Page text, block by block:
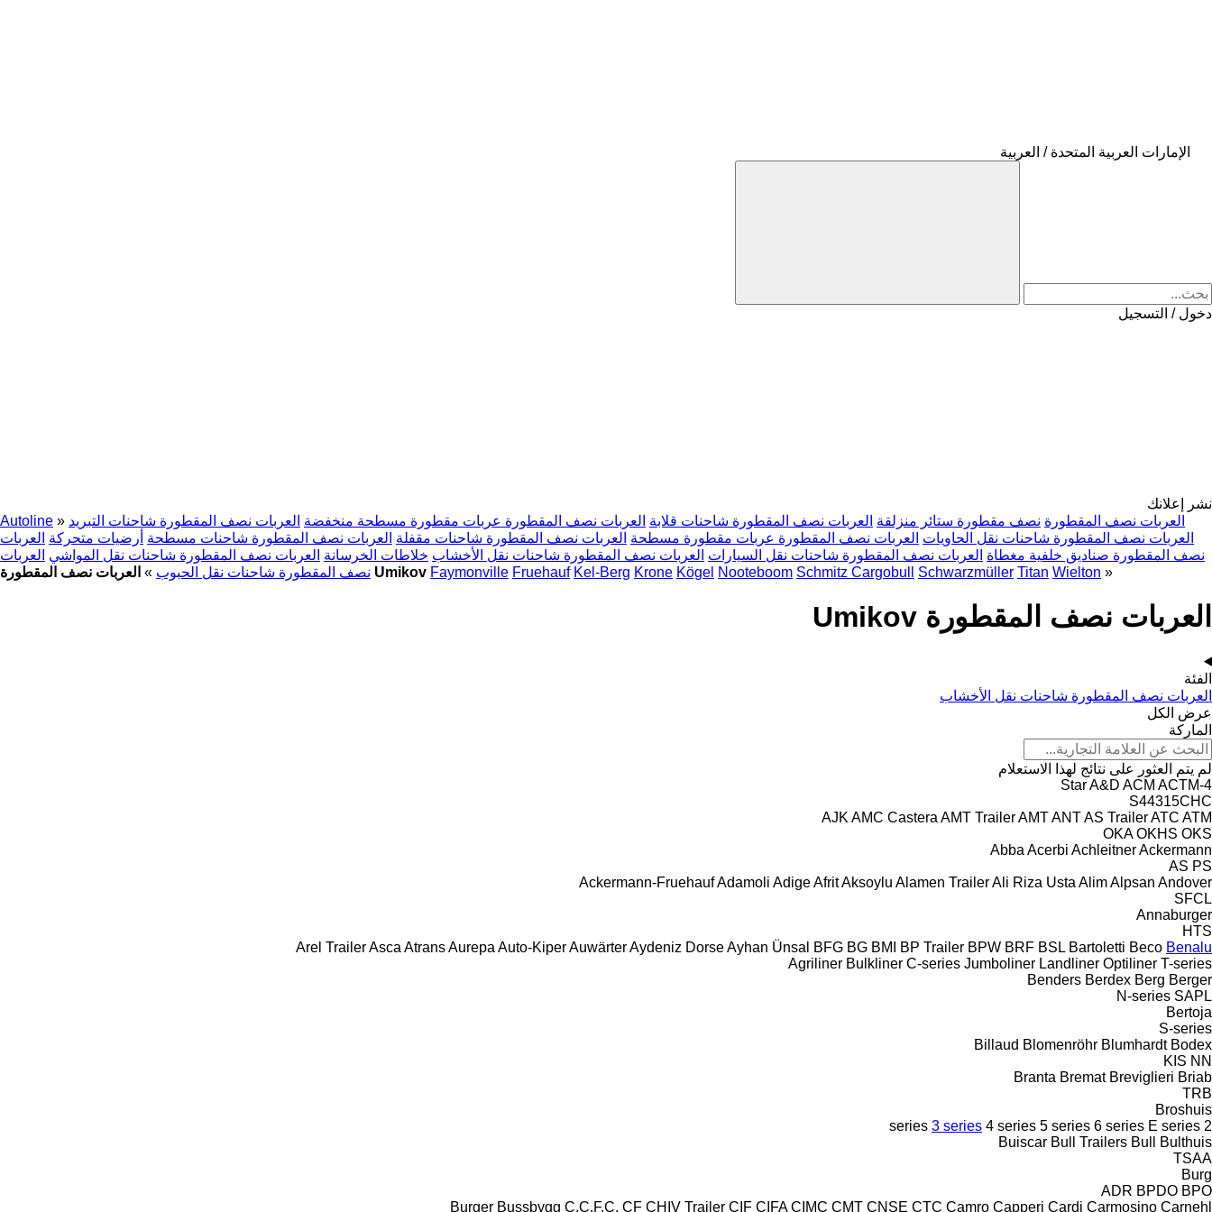
الإمارات العربية المتحدة / العربية
دخول / التسجيل
نشر إعلانك
Autoline » العربات نصف المقطورة نصف مقطورة ستائر منزلقة العربات نصف المقطورة شاحنات قلابة العربات نصف المقطورة عربات مقطورة مسطحة منخفضة العربات نصف المقطورة شاحنات التبريد
العربات نصف المقطورة شاحنات نقل الحاويات العربات نصف المقطورة عربات مقطورة مسطحة العربات نصف المقطورة شاحنات مقفلة العربات نصف المقطورة شاحنات مسطحة أرضيات متحركة العربات
نصف المقطورة صناديق خلفية مغطاة العربات نصف المقطورة شاحنات نقل السيارات العربات نصف المقطورة شاحنات نقل الأخشاب خلاطات الخرسانة العربات نصف المقطورة شاحنات نقل المواشي العربات
نصف المقطورة شاحنات نقل الحبوب » العربات نصف المقطورة Umikov Faymonville Fruehauf Kel-Berg Krone Kögel Nooteboom Schmitz Cargobull Schwarzmüller Titan Wielton »
العربات نصف المقطورة Umikov
الفئة
العربات نصف المقطورة شاحنات نقل الأخشاب
عرض الكل
الماركة
لم يتم العثور على نتائج لهذا الاستعلام
4-Star
A&D ACM ACTM
S44315CHC
AJK AMC Castera AMT TrailerAMTANTAS TrailerATC ATM
OKA OKHS OKS
Abba Acerbi AchleitnerAckermann
AS PS
Ackermann-FruehaufAdamoli AdigeAfritAksoylu Alamen TrailerAli Riza Usta AlimAlpsan Andover
SFCL
Annaburger
HTS
Arel TrailerAsca AtransAurepa Auto-KiperAuwärterAydeniz DorseAyhan Ünsal BFG BG BMI BP Trailer BPW BRF BSL Bartoletti Beco Benalu
Agriliner Bulkliner C-series Jumboliner Landliner Optiliner T-series
Benders Berdex Berg Berger
N-series SAPL
Bertoja
S-series
Billaud Blomenröhr Blumhardt Bodex
KIS NN
Branta Bremat Breviglieri Briab
TRB
Broshuis
2 series
3 series 4 series 5 series 6 series E series
Buiscar Bull Trailers Bull
Bulthuis
TSAA
Burg
ADR BPDO BPO
Burger Bussbygg C.C.F.C. CF CHIV Trailer CIF CIFA CIMC CMT CNSE CTC Camro Capperi Cardi Carmosino Carnehl